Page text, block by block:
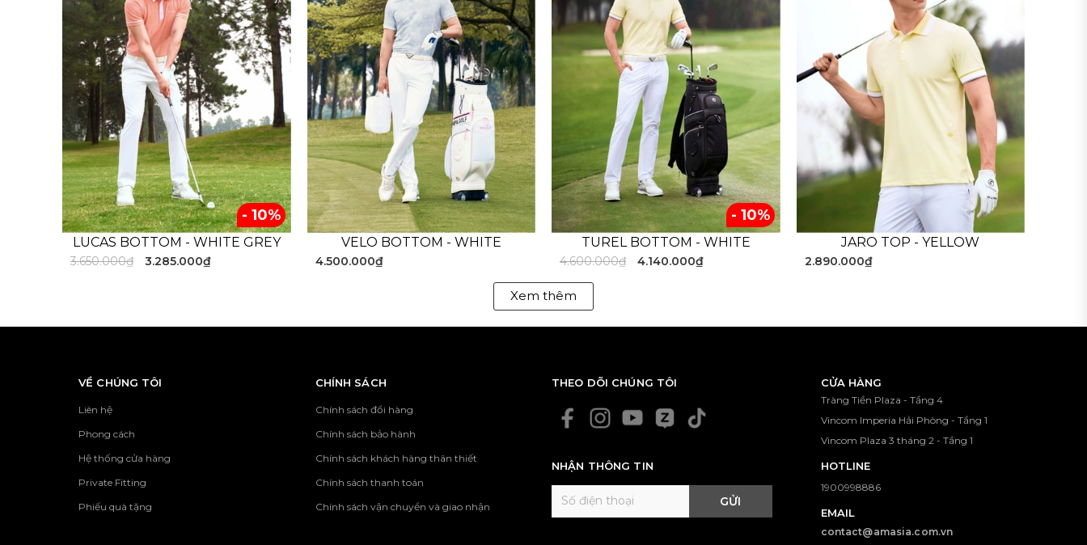
POLYESTER91% POLYURETHANE9%
Quần dài Golf dành cho nam dáng basic chuẩn form mặc đẹp mọi thời tiết.
Sản phẩm mang lại cảm thoải mái cho các golfer bằng cách sử dụng chất liệu Châu Âu thân thiện với môi trường siêu thấm mồ hôi, nhanh khô, kháng
khuẩn, chống xuyên thấu giúp thực hiện các cú swing được tự tin và thoải mái hơn.
- 10%
LUCAS BOTTOM - WHITE GREY
3.650.000₫ 3.285.000₫
VELO BOTTOM - WHITE
4.500.000₫
- 10%
TUREL BOTTOM - WHITE
4.600.000₫ 4.140.000₫
JARO TOP - YELLOW
2.890.000₫
Xem thêm
VỀ CHÚNG TÔI
Liên hệ
Phong cách
Hệ thống cửa hàng
Private Fitting
Phiếu quà tặng
CHÍNH SÁCH
Chính sách đổi hàng
Chính sách bảo hành
Chính sách khách hàng thân thiết
Chính sách thanh toán
Chính sách vận chuyển và giao nhận
THEO DÕI CHÚNG TÔI
NHẬN THÔNG TIN
GỬI
CỬA HÀNG
Tràng Tiền Plaza - Tầng 4
Vincom Imperia Hải Phòng - Tầng 1
Vincom Plaza 3 tháng 2 - Tầng 1
HOTLINE
1900998886
EMAIL
contact@amasia.com.vn